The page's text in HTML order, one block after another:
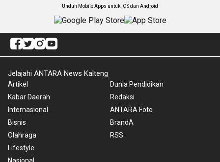
Unduh Mobile Apps untuk iOS dan Android
Jelajahi ANTARA News Kalteng
Artikel
Kabar Daerah
Internasional
Bisnis
Olahraga
Lifestyle
Dunia Pendidikan
Redaksi
ANTARA Foto
BrandA
RSS